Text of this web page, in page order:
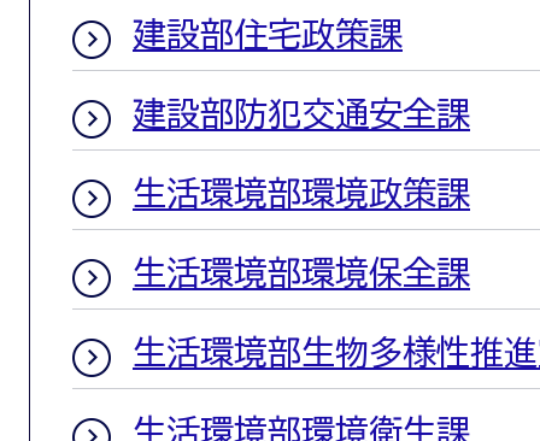
建設部住宅政策課
建設部防犯交通安全課
生活環境部環境政策課
生活環境部環境保全課
生活環境部生物多様性推
生活環境部環境衛生課